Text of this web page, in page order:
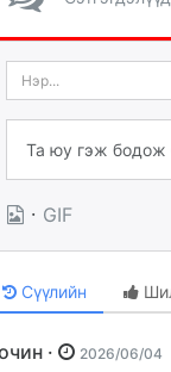
· GIF
Сүүлийн
Зочин · 2026/06/04